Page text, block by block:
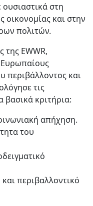
στη
και στην
πολιτών.
της EWWR,
περιβάλλοντος και
τις
κριτήρια:
απήχηση.
του
περιβαλλοντικό